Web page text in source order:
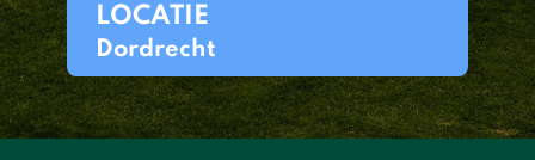
LOCATIE
Dordrecht